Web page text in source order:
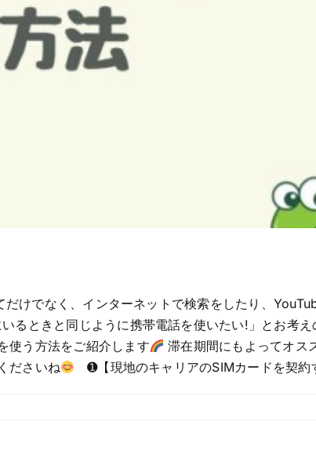
けでなく、インターネットで検索をしたり、
るときと同じように携帯電話を使いたい!」とお考
使う方法をご紹介します
滞在期間にもよってオス
ださいね
➊【現地のキャリアのSIMカードを契